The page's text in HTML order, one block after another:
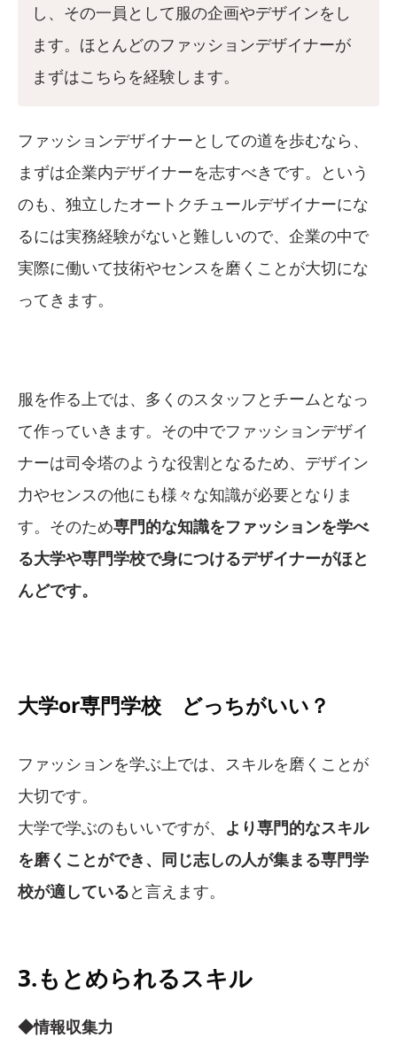
し、その一員として服の企画やデザインをし
ます。ほとんどのファッションデザイナーが
まずはこちらを経験します。
ファッションデザイナーとしての道を歩むなら、
まずは企業内デザイナーを志すべきです。という
のも、独立したオートクチュールデザイナーにな
るには実務経験がないと難しいので、企業の中で
実際に働いて技術やセンスを磨くことが大切にな
ってきます。
服を作る上では、多くのスタッフとチームとなっ
て作っていきます。その中でファッションデザイ
ナーは司令塔のような役割となるため、デザイン
力やセンスの他にも様々な知識が必要となりま
す。そのため専門的な知識をファッションを学べ
る大学や専門学校で身につけるデザイナーがほと
んどです。
大学or専門学校 どっちがいい？
ファッションを学ぶ上では、スキルを磨くことが
大切です。
大学で学ぶのもいいですが、 より専門的なスキル
を磨くことができ、同じ志しの人が集まる専門学
校が適していると言えます。
3.もとめられるスキル
◆情報収集力